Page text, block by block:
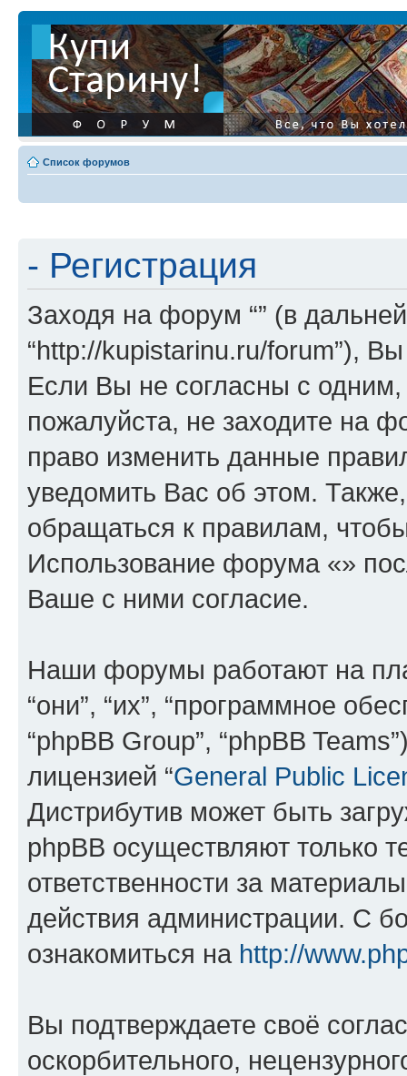
Список форумов
- Регистрация
Заходя на форум “” (в
“http://kupistarinu.ru/forum”),
Если Вы не согласны с
пожалуйста, не заходите на
право изменить данные
уведомить Вас об этом.
обращаться к правилам,
Использование форума «»
Ваше с ними согласие.
Наши форумы работают на
“они”, “их”, “программное
“phpBB Group”, “phpBB
лицензией “General Public
Дистрибутив может быть
phpBB осуществляют только
ответственности за
действия администрации. С
ознакомиться на http://
Вы подтверждаете своё
оскорбительного,